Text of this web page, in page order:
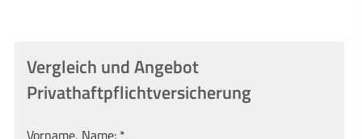
Vergleich und Angebot
Privathaftpflichtversicherung
Vorname, Name: *